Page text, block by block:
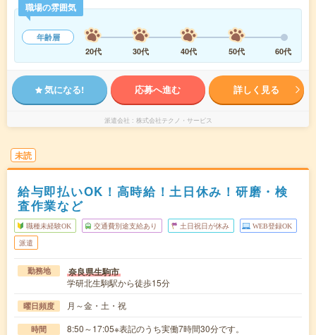
職場の雰囲気
年齢層
20代
30代 40代 50代 60代
気になる! 応募へ進む 詳しく見る
派遣会社 株式会社テクノ・サービス
未読
給与即払いOK！高時給！土日休み！研磨・検
査作業など
職種未経験OK 交通費別途支給あり 土日祝日が休み WEB登録OK
派遣
勤務地 奈良県生駒市
学研北生駒駅から徒歩15分
曜日頻度 月～金・土・祝
時間 8:50～17:05※表記のうち実働7時間30分です。